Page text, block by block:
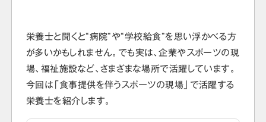
栄養士と聞くと“病院”や“学校給食”を思い浮かべる方
が多いかもしれません。でも実は、企業やスポーツの現
場、福祉施設など、さまざまな場所で活躍しています。
今回は「食事提供を伴うスポーツの現場」で活躍する
栄養士を紹介します。